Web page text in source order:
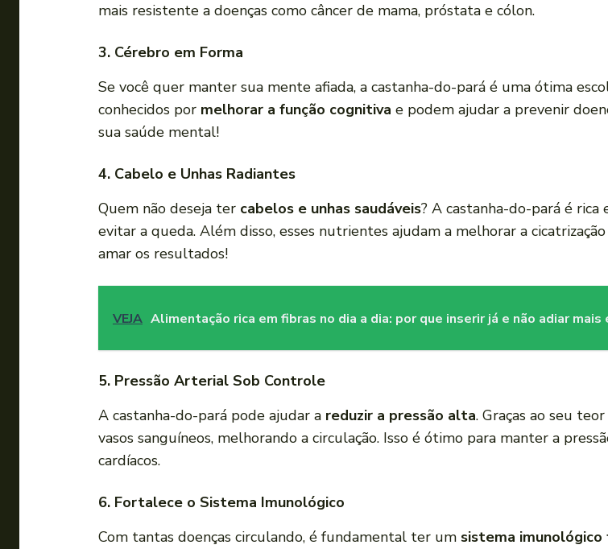
mais resistente a doenças como câncer de mama, próstata e cólon.
3. Cérebro em Forma
Se você quer manter sua mente afiada, a castanha-do-pará é uma ótima
conhecidos por melhorar a função cognitiva e podem ajudar a prevenir
sua saúde mental!
4. Cabelo e Unhas Radiantes
Quem não deseja ter cabelos e unhas saudáveis? A castanha-do-pará é rica
evitar a queda. Além disso, esses nutrientes ajudam a melhorar a
amar os resultados!
VEJA Alimentação rica em fibras no dia a dia: por que inserir já e não adiar mais
5. Pressão Arterial Sob Controle
A castanha-do-pará pode ajudar a reduzir a pressão alta. Graças ao seu
vasos sanguíneos, melhorando a circulação. Isso é ótimo para manter a
cardíacos.
6. Fortalece o Sistema Imunológico
Com tantas doenças circulando, é fundamental ter um sistema